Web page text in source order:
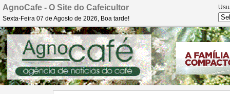
AgnoCafe - O Site do Cafeicultor
Sexta-Feira 07 de Agosto de 2026, Boa tarde!